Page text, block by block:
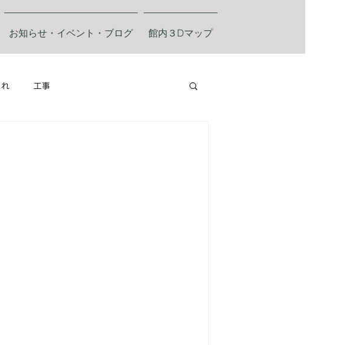
お知らせ・イベント・ブログ 館内３Dマップ
工事